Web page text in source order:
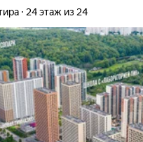
24 этаж из 24